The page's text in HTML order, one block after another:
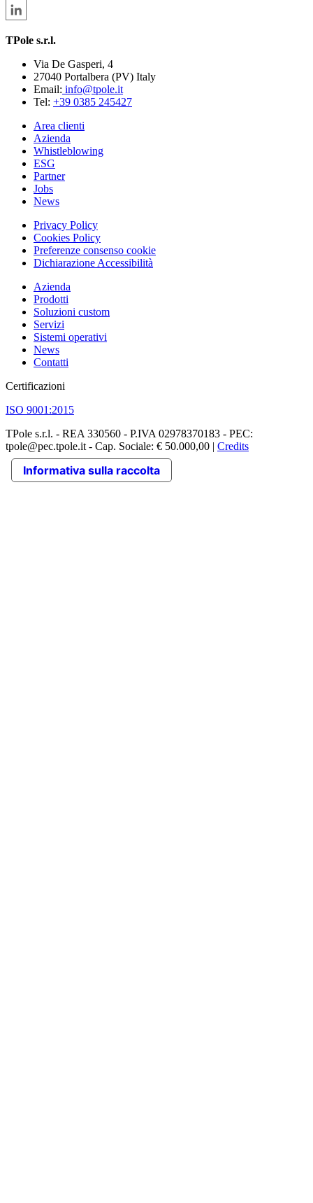
TPole s.r.l.
Via De Gasperi, 4
27040 Portalbera (PV) Italy
Email: info@tpole.it
Tel: +39 0385 245427
Area clienti
Azienda
Whistleblowing
ESG
Partner
Jobs
News
Privacy Policy
Cookies Policy
Preferenze consenso cookie
Dichiarazione Accessibilità
Azienda
Prodotti
Soluzioni custom
Servizi
Sistemi operativi
News
Contatti
Certificazioni
ISO 9001:2015
TPole s.r.l. - REA 330560 - P.IVA 02978370183 - PEC:
tpole@pec.tpole.it - Cap. Sociale: € 50.000,00 | Credits
Informativa sulla raccolta